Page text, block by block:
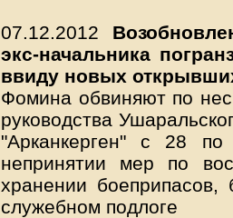
07.12.2012
экс-начальника
ввиду новых
Фомина обвиняют по
руководства
"Арканкерген" с 28
непринятии мер по
хранении
служебном подлоге